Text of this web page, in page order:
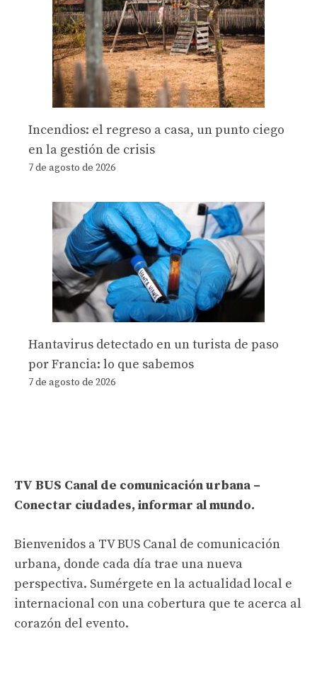
Incendios: el regreso a casa, un punto ciego
en la gestión de crisis
7 de agosto de 2026
Hantavirus detectado en un turista de paso
por Francia: lo que sabemos
7 de agosto de 2026
TV BUS Canal de comunicación urbana –
Conectar ciudades, informar al mundo.
Bienvenidos a TV BUS Canal de comunicación
urbana, donde cada día trae una nueva
perspectiva. Sumérgete en la actualidad local e
internacional con una cobertura que te acerca al
corazón del evento.